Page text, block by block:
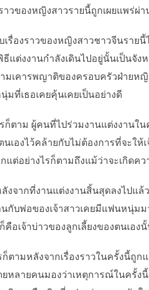
าวของหญิงสาวรายนี้ถูกเผยแพร่ผ่
งราวของหญิงสาวชาวจีนรายนี้ได้
แต่งงานกำลังเดินไปอยู่นั้นเป็นจั
มเคารพญาติของครอบครัวฝ่ายห
ที่เธอเคยคุ้นเคยเป็นอย่างดี
าม ผู้คนที่ไปร่วมงานแต่งงานใน
เองไว้คล้ายกับไม่ต้องการที่จะใ
กแต่อย่างไรก็ตามถึงแม้ว่าจะเกิด
กที่งานแต่งงานสิ้นสุดลงไปแล้ว
นกับพ่อของเจ้าสาวเคยมีแฟนหนุ่ม
คือเจ้าบ่าวของลูกเลี้ยงของตนเองนั้
ามหลังจากเรื่องราวในครั้งนี้ถูก
หลายคนมองว่าเหตุการณ์ในครั้ง